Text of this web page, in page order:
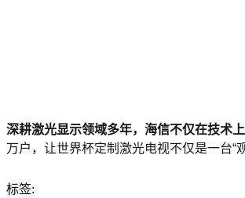
深耕激光显示领域多年，海信不仅在技术
万户，让世界杯定制激光电视不仅是一台“
标签: